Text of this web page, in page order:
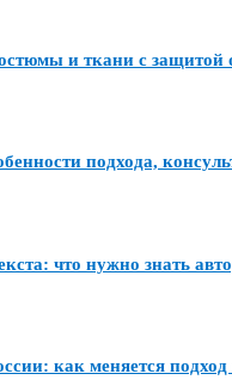
и ткани с защитой
подхода,
что нужно знать
как меняется